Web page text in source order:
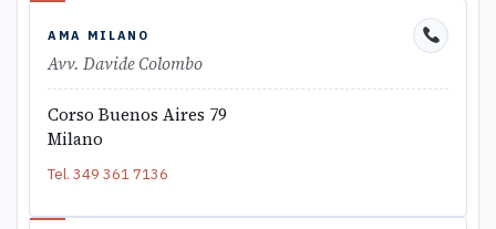
AMA MILANO
Avv. Davide Colombo
Corso Buenos Aires 79
Milano
Tel. 349 361 7136